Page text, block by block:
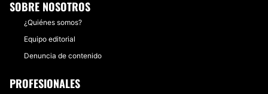
SOBRE NOSOTROS
¿Quiénes somos?
Equipo editorial
Denuncia de contenido
PROFESIONALES